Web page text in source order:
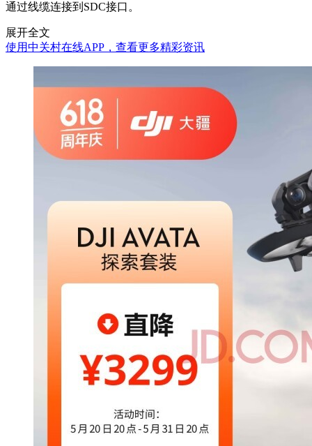
通过线缆连接到SDC接口。
展开全文
使用中关村在线APP，查看更多精彩资讯